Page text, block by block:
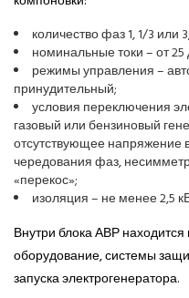
количество фаз 1, 1/3 или 3;
номинальные токи – от 25
режимы управления –
принудительный;
условия переключения
газовый или бензиновый
отсутствующее напряжение
чередования фаз,
«перекос»;
изоляция – не менее 2,5
Внутри блока АВР
оборудование, системы
запуска электрогенератора.